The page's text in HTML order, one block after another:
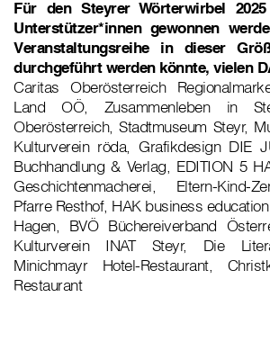
Für den Steyrer Wörterwirbel
Unterstützer*innen gewonnen
Veranstaltungsreihe in dieser
durchgeführt werden könnte, vielen
Caritas Oberösterreich
Land OÖ, Zusammenleben in
Oberösterreich, Stadtmuseum Steyr,
Kulturverein röda, Grafikdesign DIE
Buchhandlung & Verlag, EDITION 5
Geschichtenmacherei, Eltern-Kind-
Pfarre Resthof, HAK business education
Hagen, BVÖ Büchereiverband
Kulturverein INAT Steyr, Die
Minichmayr Hotel-Restaurant,
Restaurant